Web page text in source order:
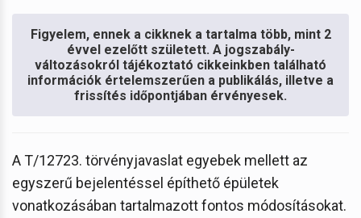
Figyelem, ennek a cikknek a tartalma több, mint 2
évvel ezelőtt született. A jogszabály-
változásokról tájékoztató cikkeinkben található
információk értelemszerűen a publikálás, illetve a
frissítés időpontjában érvényesek.
A T/12723. törvényjavaslat egyebek mellett az
egyszerű bejelentéssel építhető épületek
vonatkozásában tartalmazott fontos módosításokat.